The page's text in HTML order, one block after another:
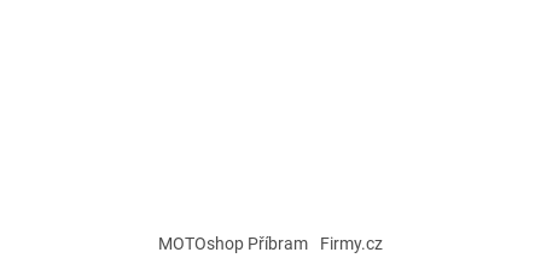
MOTOshop Příbram Firmy.cz